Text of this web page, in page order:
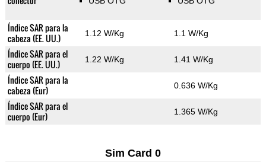
Índice SAR para la
cabeza (EE. UU.)
1.12 W/Kg 1.1 W/Kg
Índice SAR para el
cuerpo (EE. UU.)
1.22 W/Kg 1.41 W/Kg
Índice SAR para la
cabeza (Eur)
0.636 W/Kg
Índice SAR para el
cuerpo (Eur)
1.365 W/Kg
Sim Card 0